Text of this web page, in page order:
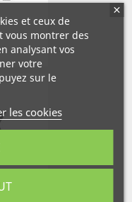
et ceux de
vous montrer des
analysant vos
votre
sur le
les cookies